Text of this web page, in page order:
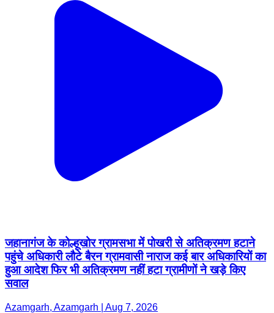
जहानागंज के कोल्हूखोर ग्रामसभा में पोखरी से अतिक्रमण हटाने
पहुंचे अधिकारी लौटे बैरन ग्रामवासी नाराज कई बार अधिकारियों का
हुआ आदेश फिर भी अतिक्रमण नहीं हटा ग्रामीणों ने खड़े किए
सवाल
Azamgarh, Azamgarh | Aug 7, 2026